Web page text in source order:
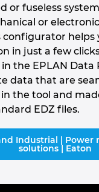
or fuseless
or
helps
in just a few
the EPLAN Data
data that are
the tool and
EDZ files.
Industrial | Power
solutions | Eaton